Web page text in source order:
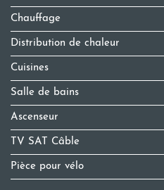
Chauffage
Distribution de chaleur
Cuisines
Salle de bains
Ascenseur
TV SAT Câble
Pièce pour vélo